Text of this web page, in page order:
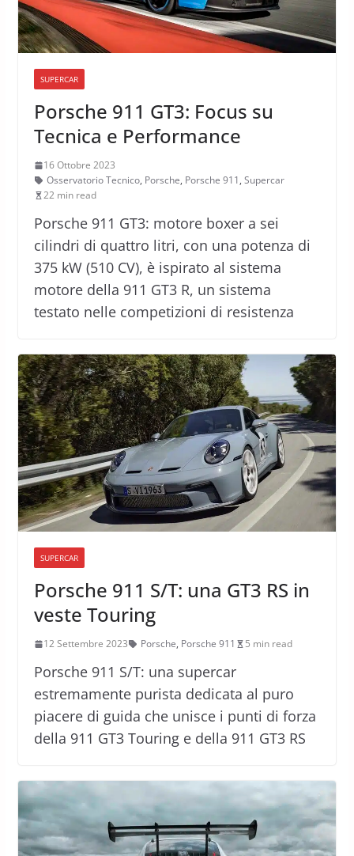
SUPERCAR
Porsche 911 GT3: Focus su
Tecnica e Performance
16 Ottobre 2023
Osservatorio Tecnico, Porsche, Porsche 911, Supercar
22 min read
Porsche 911 GT3: motore boxer a sei
cilindri di quattro litri, con una potenza di
375 kW (510 CV), è ispirato al sistema
motore della 911 GT3 R, un sistema
testato nelle competizioni di resistenza
SUPERCAR
Porsche 911 S/T: una GT3 RS in
veste Touring
12 Settembre 2023 Porsche, Porsche 911 5 min read
Porsche 911 S/T: una supercar
estremamente purista dedicata al puro
piacere di guida che unisce i punti di forza
della 911 GT3 Touring e della 911 GT3 RS